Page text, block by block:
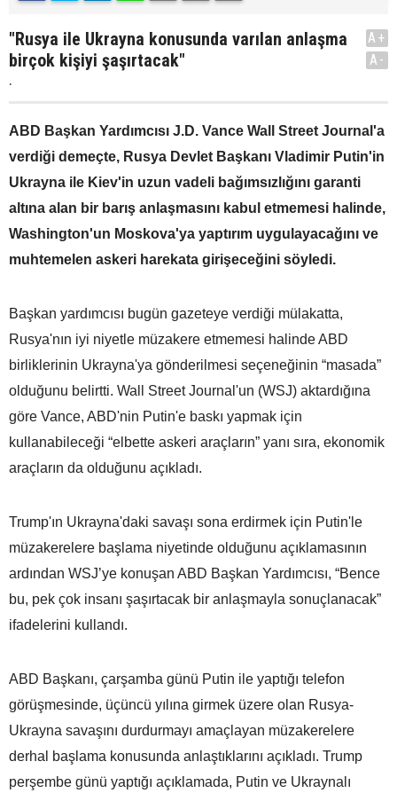
"Rusya ile Ukrayna konusunda varılan anlaşma
birçok kişiyi şaşırtacak"
.
A+
A-
ABD Başkan Yardımcısı J.D. Vance Wall Street Journal'a
verdiği demeçte, Rusya Devlet Başkanı Vladimir Putin'in
Ukrayna ile Kiev'in uzun vadeli bağımsızlığını garanti
altına alan bir barış anlaşmasını kabul etmemesi halinde,
Washington'un Moskova'ya yaptırım uygulayacağını ve
muhtemelen askeri harekata girişeceğini söyledi.
Başkan yardımcısı bugün gazeteye verdiği mülakatta,
Rusya'nın iyi niyetle müzakere etmemesi halinde ABD
birliklerinin Ukrayna'ya gönderilmesi seçeneğinin “masada”
olduğunu belirtti. Wall Street Journal'un (WSJ) aktardığına
göre Vance, ABD'nin Putin'e baskı yapmak için
kullanabileceği “elbette askeri araçların” yanı sıra, ekonomik
araçların da olduğunu açıkladı.
Trump'ın Ukrayna'daki savaşı sona erdirmek için Putin'le
müzakerelere başlama niyetinde olduğunu açıklamasının
ardından WSJ’ye konuşan ABD Başkan Yardımcısı, “Bence
bu, pek çok insanı şaşırtacak bir anlaşmayla sonuçlanacak”
ifadelerini kullandı.
ABD Başkanı, çarşamba günü Putin ile yaptığı telefon
görüşmesinde, üçüncü yılına girmek üzere olan Rusya-
Ukrayna savaşını durdurmayı amaçlayan müzakerelere
derhal başlama konusunda anlaştıklarını açıkladı. Trump
perşembe günü yaptığı açıklamada, Putin ve Ukraynalı